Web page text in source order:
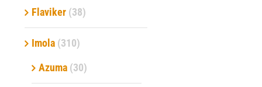
Flaviker (38)
Imola (310)
Azuma (30)